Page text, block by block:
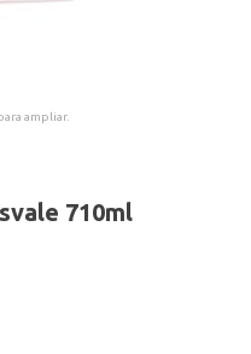
ampliar.
710ml